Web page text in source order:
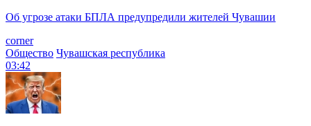
Об угрозе атаки БПЛА предупредили жителей Чувашии
corner
Общество Чувашская республика
03:42